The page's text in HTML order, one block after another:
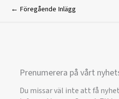
← Föregående Inlägg
Prenumerera på vårt
Du missar väl inte att få